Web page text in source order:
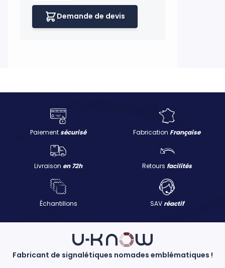
UKNOW
Demande de devis
Paiement sécurisé Fabrication Française
Livraison en 72h Retours facilités
Échantillons SAVréactif
Fabricant de signalétiques nomades emblématiques !